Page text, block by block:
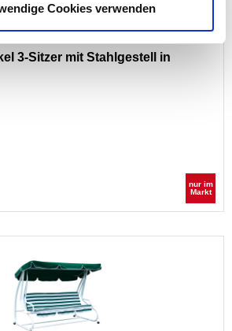
Cookies verwenden
3-Sitzer mit Stahlgestell in
nur im
Markt